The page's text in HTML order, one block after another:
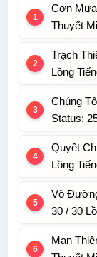
Cơn
Thuyết
Trạch
Lồng
Chúng
Status:
Quyết
Lồng
Võ
30 / 30
Man